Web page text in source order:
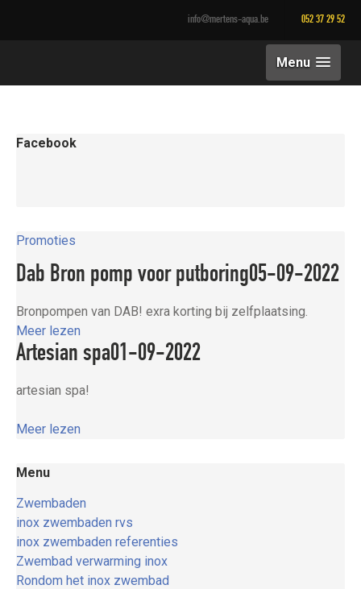
info@mertens-aqua.be 052 37 29 52
Menu
Facebook
Promoties
Dab Bron pomp voor putboring05-09-2022
Bronpompen van DAB! exra korting bij zelfplaatsing.
Meer lezen
Artesian spa01-09-2022
artesian spa!
Meer lezen
Menu
Zwembaden
inox zwembaden rvs
inox zwembaden referenties
Zwembad verwarming inox
Rondom het inox zwembad